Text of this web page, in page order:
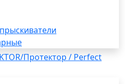
Протектор / Perfect